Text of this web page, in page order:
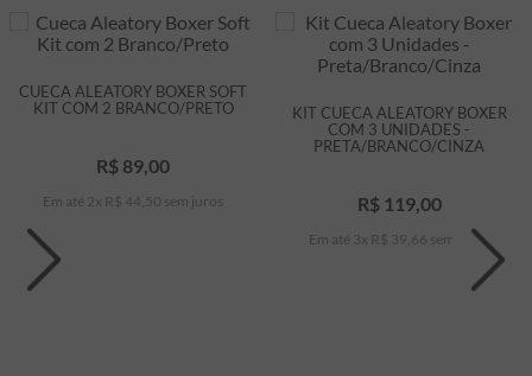
CUECA ALEATORY BOXER SOFT
KIT COM 2 BRANCO/PRETO
R$ 89,00
Em até 2 x R$ 44 50 sem juros
KIT CUECA ALEATORY BOXER
COM 3 UNIDADES -
PRETA/BRANCO/CINZA
R$ 119,00
Em até 3 x R$ 39 66 sem juros